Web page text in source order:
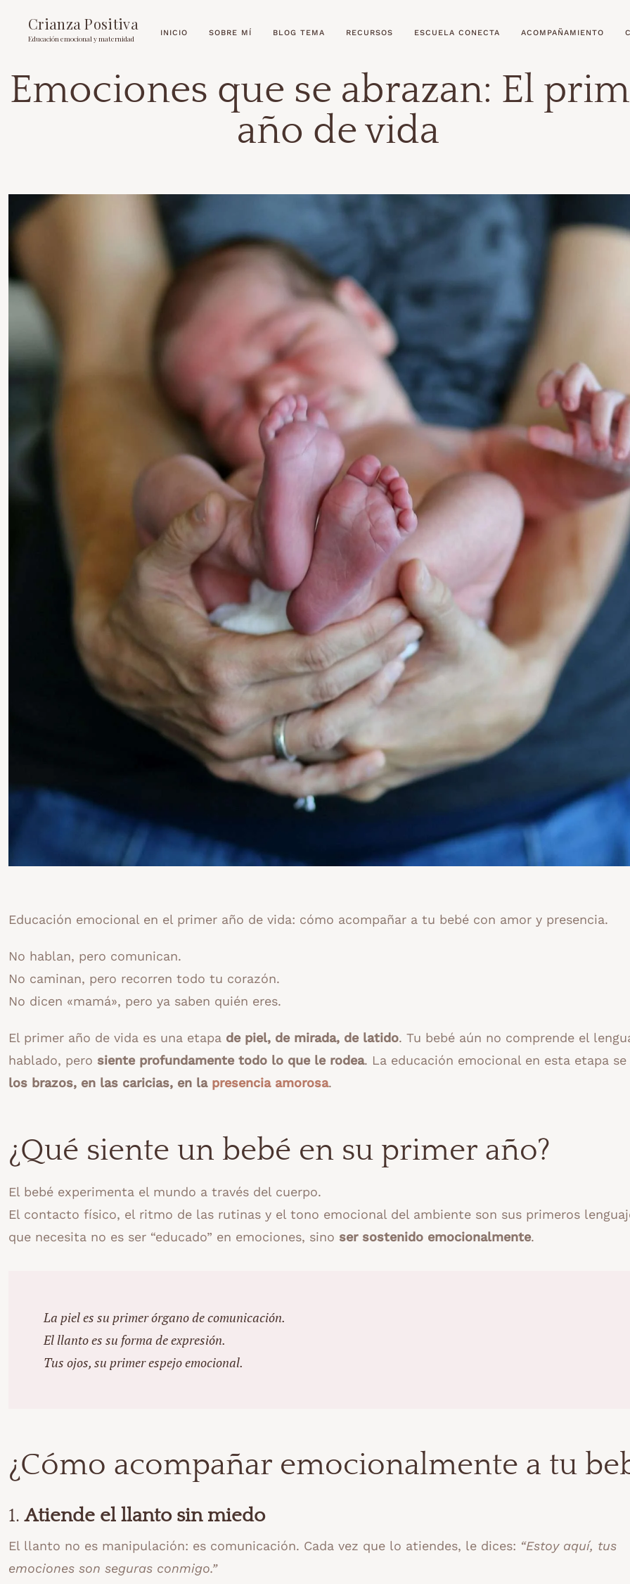
Crianza Positiva
Educación emocional y maternidad
INICIO SOBRE MÍ BLOG TEMA RECURSOS ESCUELA CONECTA ACOMPAÑAMIENTO
Emociones que se abrazan: El
año de vida
Educación emocional en el primer año de vida: cómo acompañar a tu bebé con amor y presencia.
No hablan, pero comunican.
No caminan, pero recorren todo tu corazón.
No dicen «mamá», pero ya saben quién eres.
El primer año de vida es una etapa de piel, de mirada, de latido. Tu bebé aún no comprende el
hablado, pero siente profundamente todo lo que le rodea. La educación emocional en esta etapa
los brazos, en las caricias, en la presencia amorosa.
¿Qué siente un bebé en su primer año?
El bebé experimenta el mundo a través del cuerpo.
El contacto físico, el ritmo de las rutinas y el tono emocional del ambiente son sus primeros
que necesita no es ser “educado” en emociones, sino ser sostenido emocionalmente.
La piel es su primer órgano de comunicación.
El llanto es su forma de expresión.
Tus ojos, su primer espejo emocional.
¿Cómo acompañar emocionalmente a tu
1.Atiende el llanto sin miedo
El llanto no es manipulación: es comunicación. Cada vez que lo atiendes, le dices: “Estoy aquí, tus
emociones son seguras conmigo.”